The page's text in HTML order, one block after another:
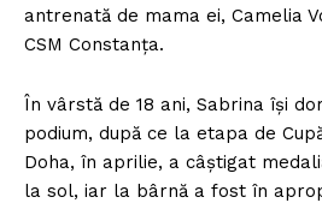
antrenată de mama ei, Camelia
CSM Constanța.
În vârstă de 18 ani, Sabrina își
podium, după ce la etapa de
Doha, în aprilie, a câștigat
la sol, iar la bârnă a fost în